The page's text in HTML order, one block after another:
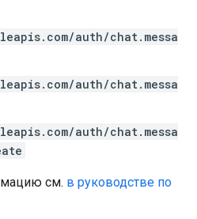
auth/chat.messa
auth/chat.messa
auth/chat.messa
см. в руководстве по